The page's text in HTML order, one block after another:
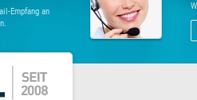
Empfang an